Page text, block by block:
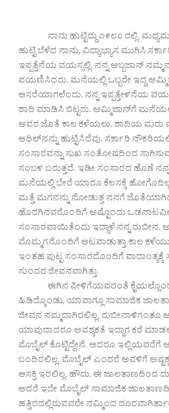
ನಾನು ಹುಟ್ಟಿದ್ದು ೧೯೮೦ ರಲ್ಲಿ. ಮಧ್ಯಮ
ಹುಟ್ಟಿ ಬೆಳೆದ ನಾನು, ವಿದ್ಯಾಭ್ಯಾಸ ಮುಗಿಸಿ
ಇಪ್ಪತ್ತೆನೆಯ ವಯಸ್ಸಲ್ಲಿ, ನನ್ನ ಅಬ್ಬಜಾನ್
ಪಯಣಿಸಿದರು. ಮನೆಯಲ್ಲಿ ಒಬ್ಬರೇ ಇದ್ದ
ಆಸರೆಯಾಗಲೆಂದು, ನನ್ನ ಇಪ್ಪತ್ತೇಳನೆಯ
ಶಾದಿ ಮಾಡಿಸಿ ಬಿಟ್ಟರು. ಅಮ್ಮಿಜಾನ್‌ಗೆ
ಅವರ ಜೊತೆ ಕಾಲ ಕಳೆಯಲು, ಶಾದಿಯ ಮರು
ಆಧಿಲ್‌ನನ್ನು ಹುಟ್ಟಿಸಿದೆವು. ಸರ್ಕಾರಿ ನೌಕರಿಯಲ್ಲಿ
ಸಂಸಾರವನ್ನು ಸುಖ ಸಂತೋಷದಿಂದ
ಸಂಬಳ ಬರುತ್ತದೆ. ಇಡೀ ಸಂಸಾರದ ಹೊಣೆ
ಮನೆಯಲ್ಲಿ ಬೇರೆ ಯಾರೂ ಕೆಲಸಕ್ಕೆ
ಮತ್ತೆ ಮಗನನ್ನು ನೋಡುತ್ತ ನನಗೆ
ಹೊರಗಿನವರೊಂದಿಗೆ ಅಷ್ಟೊಂದು
ಸಂಸಾರವಾಯಿತೆಂದು ಇದ್ದಾಳೆ ನನ್ನ ರುಬೀನ.
ಮೊಮ್ಮಗನೊಂದಿಗೆ ಆಟವಾಡುತ್ತಾ ಕಾಲ
ಇಂತಹ ಪುಟ್ಟ ಸಂಸಾರದೊಂದಿಗೆ ವಾರಾಂತ್ಯಕ್ಕೆ
ಸುಂದರ ಜೀವನವಾಗಿತ್ತು.
ಈಗಿನ ಪೀಳಿಗೆಯವರಂತೆ
ಹಿಡಿದ್ಕೊಂಡು, ಯಾವಾಗ್ಲೂ ಸಾಮಾಜಿಕ
ಜೀವನ ನಮ್ಮದಾಗಿರಲಿಲ್ಲ. ರುಬೀನಾಳಿಗಂತೂ
ಯಾವುದಾದರೂ ಅವಶ್ಯಕತೆ ಇದ್ದಾಗ ಕರೆ
ಮೊಬೈಲ್ ಕೊಟ್ಟಿದ್ದೇನೆ. ಆದರೂ
ಬಂದಿರಲಿಲ್ಲ. ಮೊಬೈಲ್ ಎಂದರೆ ಅವಳಿಗೆ
ಆಸಕ್ತಿ ಇರಲಿಲ್ಲ. ಹೌದು, ಈ ಜಾಲತಾಣದಿಂದ
ಆದರೆ ಇದೇ ಮೊಬೈಲ್ ಸಾಮಾಜಿಕ
ಹತ್ತಿರದಲ್ಲಿರುವವರೇ ನಮ್ಮಿಂದ